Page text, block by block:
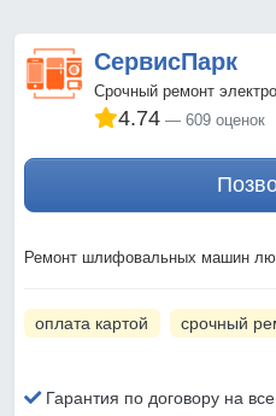
СервисПарк
Срочный ремонт
4.74 609 оценок
Ремонт шлифовальных машин
оплата картой срочный
Гарантия по договору на